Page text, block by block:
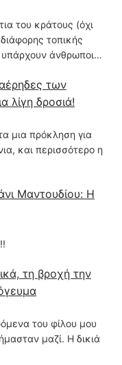
του κράτους (όχι
τοπικής
υπάρχουν άνθρωποι…
των
λίγη δροσιά!
μια πρόκληση για
και περισσότερο η
Μαντουδίου: Η
τη βροχή την
του φίλου μου
μαζί. Η δικιά